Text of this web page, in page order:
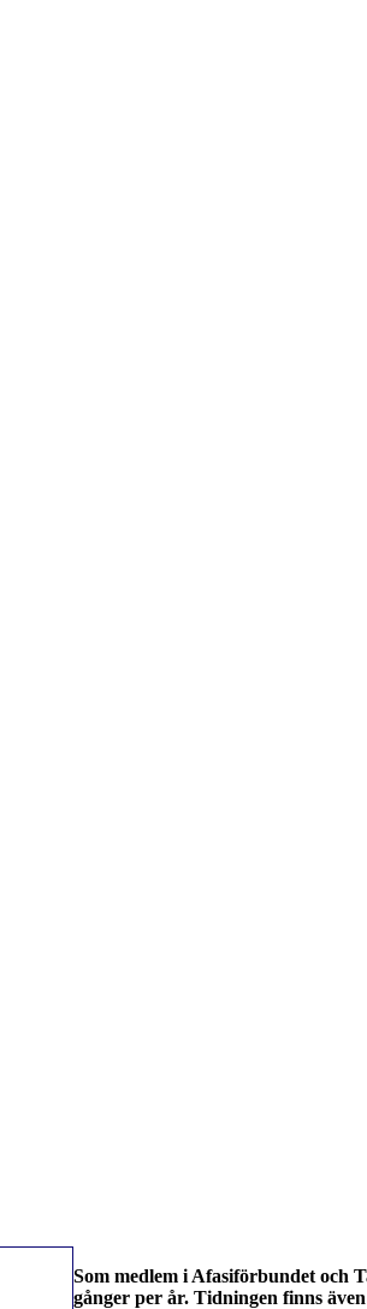
Som medlem i Afasiförbundet och
gånger per år. Tidningen finns